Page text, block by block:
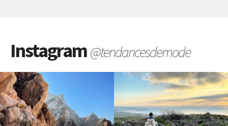
Instagram@tendancesdemode